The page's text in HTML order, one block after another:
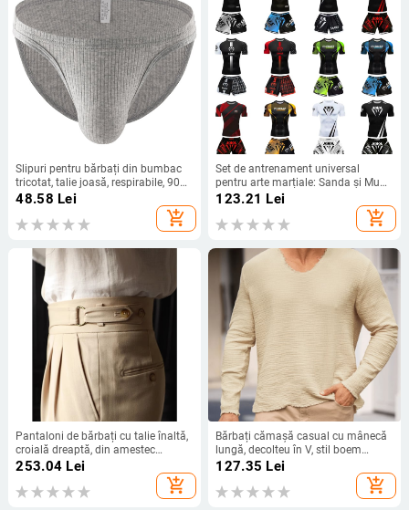
Slipuri pentru bărbați din bumbac
tricotat, talie joasă, respirabile, 90–
95% bumbac
48.58 Lei
add_shopping_cart
Set de antrenament universal
pentru arte marțiale: Sanda și Muay
Thai, tricou cu mânecă scurtă și
pantaloni scurți, set din două piese
123.21 Lei
add_shopping_cart
Pantaloni de bărbați cu talie înaltă,
croială dreaptă, din amestec
elastan poliester, închidere cu
253.04 Lei
add_shopping_cart
Bărbați cămașă casual cu mânecă
lungă, decolteu în V, stil boem
renascentist, patru anotimpuri,
127.35 Lei
add_shopping_cart